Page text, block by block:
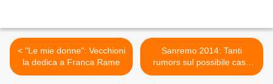
< "Le mie donne": Vecchioni
la dedica a Franca Rame
Sanremo 2014: Tanti
rumors sul possibile cast,
ecco i nomi >